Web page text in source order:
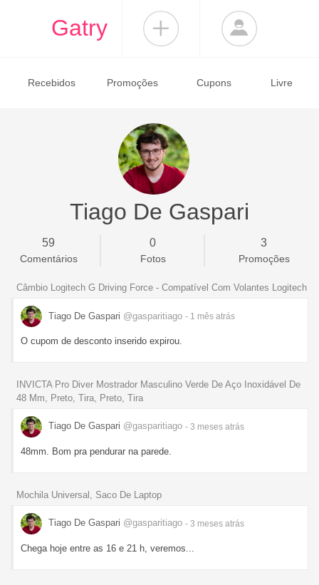
Gatry
Recebidos Promoções Cupons Livre
Tiago De Gaspari
59
Comentários
0
Fotos
3
Promoções
Câmbio Logitech G Driving Force - Compatível Com Volantes Logitech
Tiago De Gaspari @gasparitiago - 1 mês atrás
O cupom de desconto inserido expirou.
INVICTA Pro Diver Mostrador Masculino Verde De Aço Inoxidável De
48 Mm, Preto, Tira, Preto, Tira
Tiago De Gaspari @gasparitiago - 3 meses atrás
48mm. Bom pra pendurar na parede.
Mochila Universal, Saco De Laptop
Tiago De Gaspari @gasparitiago - 3 meses atrás
Chega hoje entre as 16 e 21 h, veremos...